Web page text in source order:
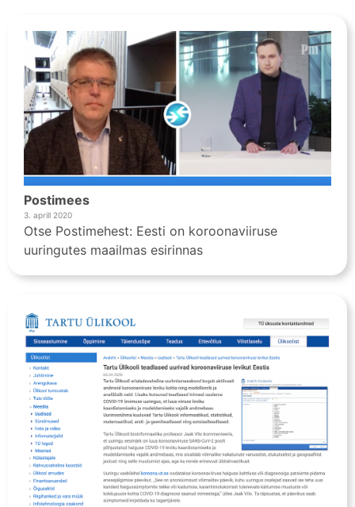
Postimees
3. aprill 2020
Otse Postimehest: Eesti on koroonaviiruse
uuringutes maailmas esirinnas